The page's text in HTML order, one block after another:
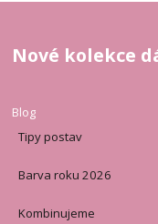
Nové kolekce
Blog
Tipy postav
Barva roku 2026
Kombinujeme